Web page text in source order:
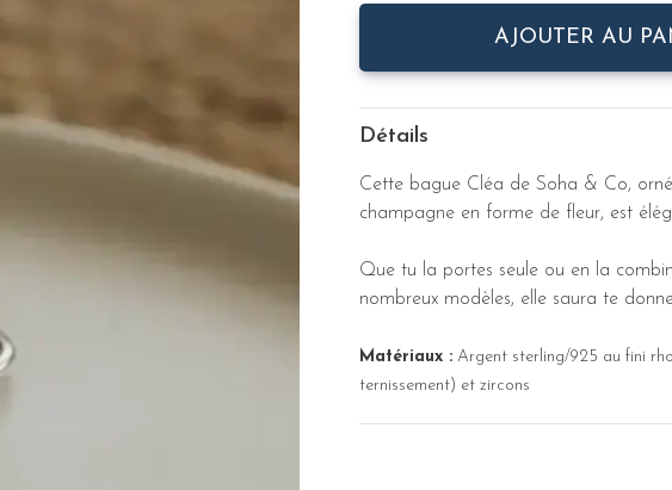
AJOUTER AU
Détails
Cette bague Cléa de Soha & Co,
champagne en forme de fleur, est
Que tu la portes seule ou en la
nombreux modèles, elle saura te
Matériaux :Argent sterling/925 au fini
ternissement) et zircons